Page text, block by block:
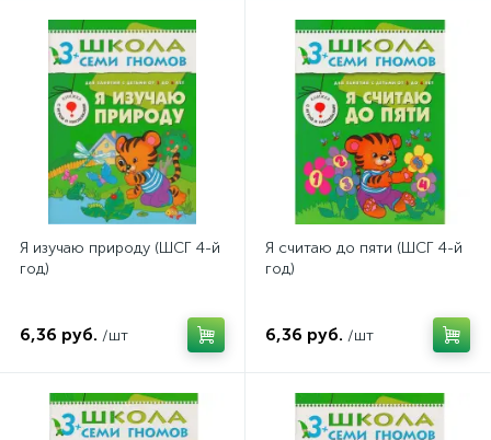
Я изучаю природу (ШСГ 4-й
год)
6,36 руб. /шт
Я считаю до пяти (ШСГ 4-й
год)
6,36 руб. /шт